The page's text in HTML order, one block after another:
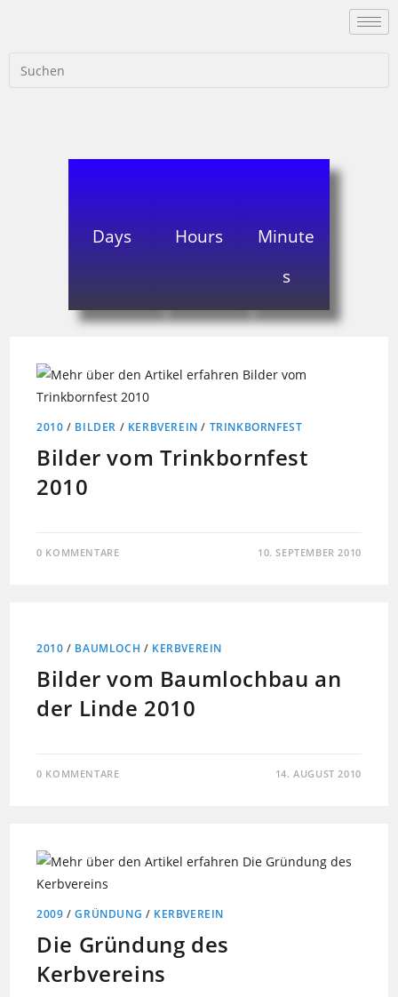
Days Hours
Minute
s
2010 / BILDER / KERBVEREIN / TRINKBORNFEST
Bilder vom Trinkbornfest
2010
0 KOMMENTARE 10. SEPTEMBER 2010
2010 / BAUMLOCH / KERBVEREIN
Bilder vom Baumlochbau an
der Linde 2010
0 KOMMENTARE 14. AUGUST 2010
2009 /GRÜNDUNG / KERBVEREIN
Die Gründung des
Kerbvereins